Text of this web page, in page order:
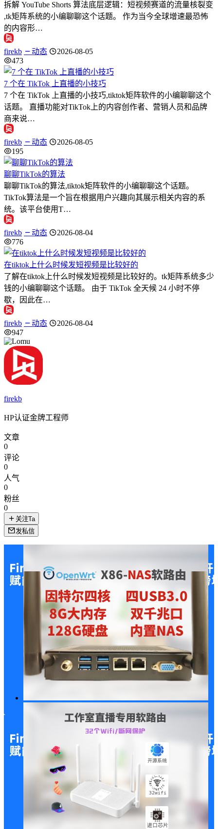
拆解 YouTube Shorts 算法底层逻辑：短视频赛道的流量核裂变
,tk矩阵系统的小编聊聊这个话题。 作为当今全球增速最恐怖
的内容形…
firekb 动态
2026-08-05
473
7 个在 TikTok 上直播的小技巧
7 个在 TikTok 上直播的小技巧,tiktok矩阵软件的小编聊聊这个
话题。 直播功能对TikTok上的内容创作者、营销人员和品牌
商来说…
firekb 动态
2026-08-05
195
聊聊TikTok的算法
聊聊TikTok的算法,tiktok矩阵软件的小编聊聊这个话题。
TikTok算法是一个旨在根据用户兴趣向其展示相关内容的系
统。该平台使用T…
firekb 动态
2026-08-04
776
在tiktok上什么时候发短视频是比较好的
了解在tiktok上什么时候发短视频是比较好的。tk矩阵系统多少
钱的小编聊聊这个话题。 由于 TikTok 全天候 24 小时不停
歇，因此在…
firekb 动态
2026-08-04
947
firekb
HP认证金牌工程师
文章
0
评论
0
人气
0
粉丝
0
关注Ta
发私信